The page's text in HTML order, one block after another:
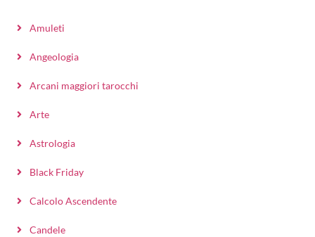
Amuleti
Angeologia
Arcani maggiori tarocchi
Arte
Astrologia
Black Friday
Calcolo Ascendente
Candele